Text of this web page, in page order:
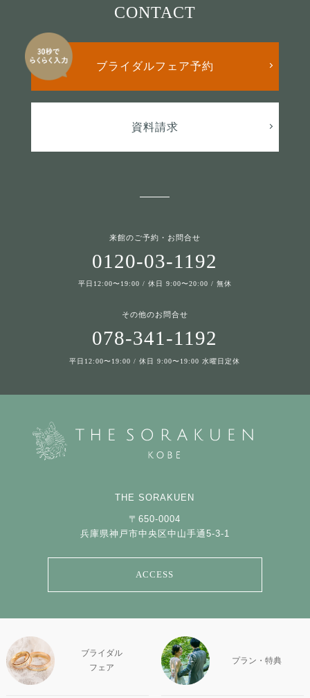
CONTACT
ブライダルフェア予約
資料請求
来館のご予約・お問合せ
0120-03-1192
平日12:00〜19:00 / 休日 9:00〜20:00 / 無休
その他のお問合せ
078-341-1192
平日12:00〜19:00 / 休日 9:00〜19:00 水曜日定休
THE SORAKUEN
〒650-0004
兵庫県神戸市中央区中山手通5-3-1
ACCESS
ブライダル
フェア
プラン・特典